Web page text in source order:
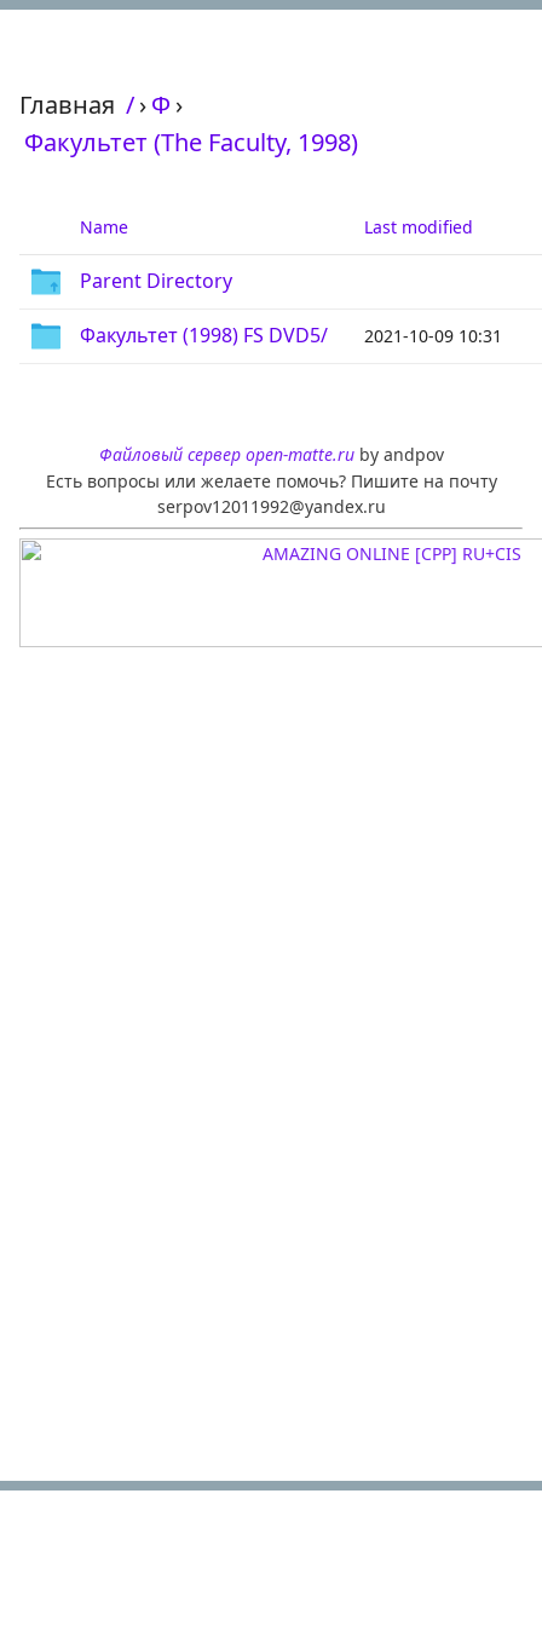
Главная /›Ф ›
Факультет (The Faculty, 1998)
Name Last modified
Parent Directory
Факультет (1998) FS DVD5/ 2021-10-09 10:31
Файловый сервер open-matte.ruby andpov
Есть вопросы или желаете помочь? Пишите на почту
serpov12011992@yandex.ru